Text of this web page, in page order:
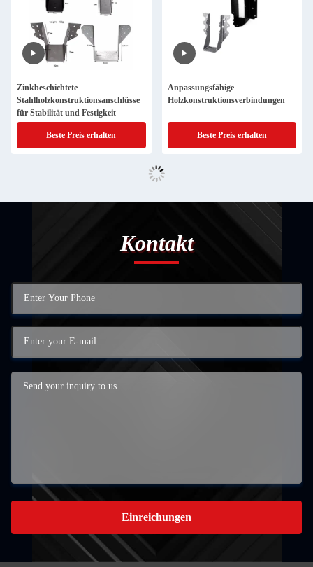
Zinkbeschichtete
Stahlholzkonstruktionsanschlüsse
für Stabilität und Festigkeit
Beste Preis erhalten
Anpassungsfähige
Holzkonstruktionsverbindungen
Beste Preis erhalten
Kontakt
Einreichungen